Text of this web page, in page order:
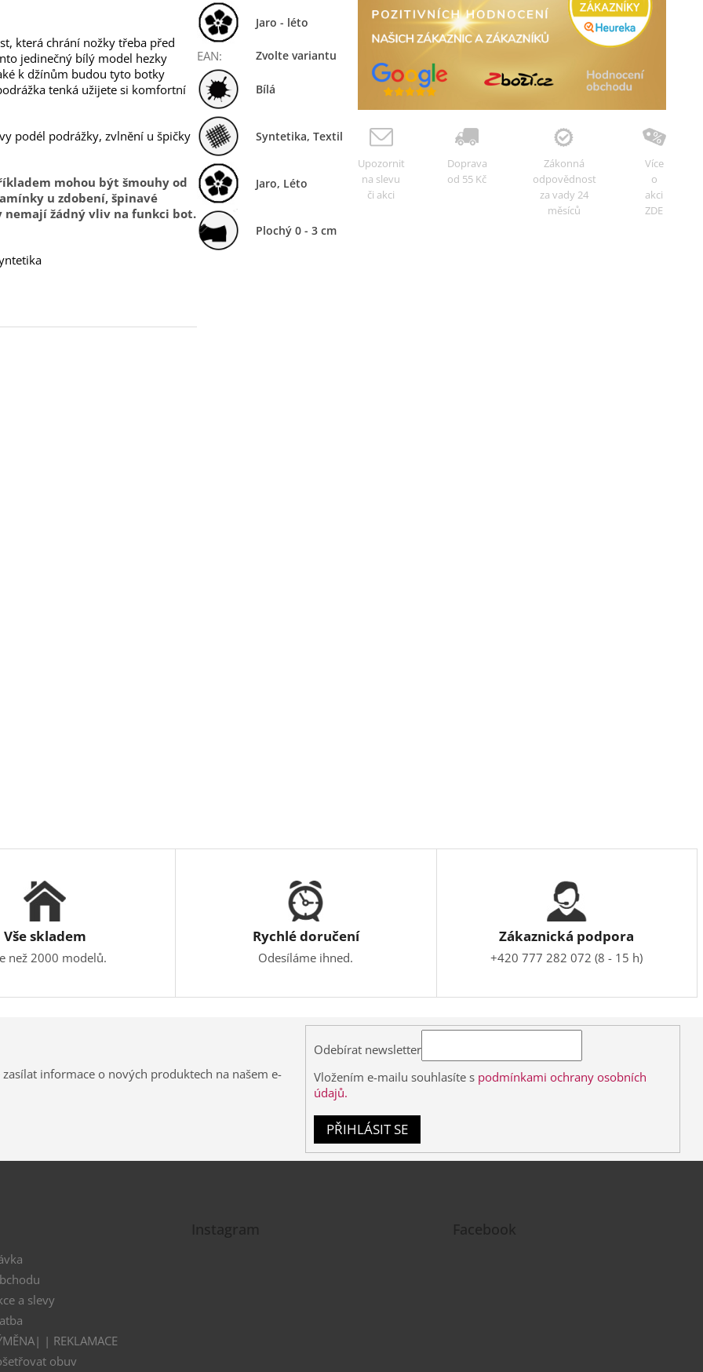
která chrání nožky třeba před
jedinečný bílý model hezky
k džínům budou tyto botky
tenká užijete si komfortní
podél podrážky, zvlnění u špičky
mohou být šmouhy od
u zdobení, špinavé
žádný vliv na funkci bot.
Jaro - léto
EAN: Zvolte variantu
Bílá
Syntetika, Textil
Jaro, Léto
Plochý 0 - 3 cm
Upozornit
na slevu
či akci
Doprava
od 55 Kč
Zákonná
odpovědnost
za vady 24
měsíců
Více
o
akci
ZDE
Vše skladem
než 2000 modelů.
Rychlé doručení
Odesíláme ihned.
Zákaznická podpora
+420 777 282 072 (8 - 15 h)
informace o nových produktech na našem e-
Odebírat newsletter
Vložením e-mailu souhlasíte s podmínkami ochrany osobních
údajů.
PŘIHLÁSIT SE
a slevy
| REKLAMACE
obuv
Instagram Facebook